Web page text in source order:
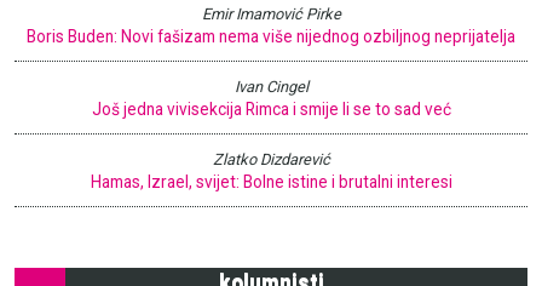
Emir Imamović Pirke
Boris Buden: Novi fašizam nema više nijednog ozbiljnog neprijatelja
Ivan Cingel
Još jedna vivisekcija Rimca i smije li se to sad već
Zlatko Dizdarević
Hamas, Izrael, svijet: Bolne istine i brutalni interesi